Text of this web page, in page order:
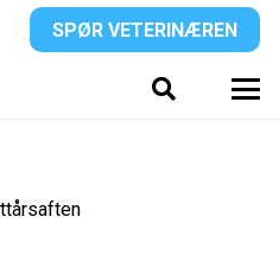
SPØR VETERINÆREN